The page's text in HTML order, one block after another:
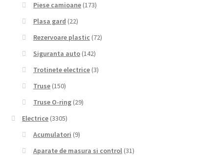
Piese camioane (173)
Plasa gard (22)
Rezervoare plastic (72)
Siguranta auto (142)
Trotinete electrice (3)
Truse (150)
Truse O-ring (29)
Electrice (3305)
Acumulatori (9)
Aparate de masura si control (31)